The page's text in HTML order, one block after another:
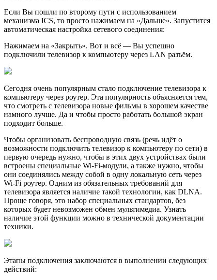
Если Вы пошли по второму пути с использованием
механизма ICS, то просто нажимаем на «Дальше». Запустится
автоматическая настройка сетевого соединения:
Нажимаем на «Закрыть». Вот и всё — Вы успешно
подключили телевизор к компьютеру через LAN разъём.
Сегодня очень популярным стало подключение телевизора к
компьютеру через роутер. Эта популярность объясняется тем,
что смотреть с телевизора новые фильмы в хорошем качестве
намного лучше. Да и чтобы просто работать большой экран
подходит больше.
Чтобы организовать беспроводную связь (речь идёт о
возможности подключить телевизор к компьютеру по сети) в
первую очередь нужно, чтобы в этих двух устройствах были
встроены специальные Wi-Fi-модули, а также нужно, чтобы
они соединялись между собой в одну локальную сеть через
Wi-Fi роутер. Одним из обязательных требований для
телевизора является наличие такой технологии, как DLNA.
Проще говоря, это набор специальных стандартов, без
которых будет невозможен обмен мультимедиа. Узнать
наличие этой функции можно в технической документации
техники.
Этапы подключения заключаются в выполнении следующих
действий: